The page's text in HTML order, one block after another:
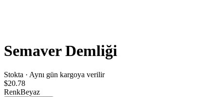
Semaver Demliği
Stokta · Aynı gün kargoya verilir
$20.78
RenkBeyaz